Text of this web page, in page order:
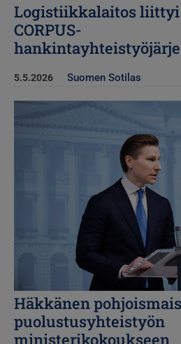
Logistiikkalaitos
CORPUS-
5.5.2026 Suomen Sotilas
Häkkänen
puolustusyhteistyön
ministerikokoukseen